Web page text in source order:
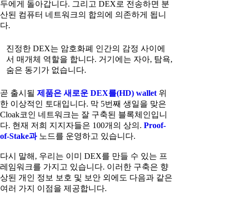
두에게 돌아갑니다. 그리고 DEX로 전송하면 분
산된 컴퓨터 네트워크의 합의에 의존하게 됩니
다.
진정한 DEX는 암호화폐 인간의 감정 사이에
서 매개체 역할을 합니다. 거기에는 자아, 탐욕,
숨은 동기가 없습니다.
곧 출시될 제품은 새로운 DEX를(HD) wallet 위
한 이상적인 토대입니다. 막 5번째 생일을 맞은
Cloak코인 네트워크는 잘 구축된 블록체인입니
다. 현재 저희 지지자들은 100개의 상의. Proof-
of-Stake과노드를 운영하고 있습니다.
다시 말해, 우리는 이미 DEX를 만들 수 있는 프
레임워크를 가지고 있습니다. 이러한 구축은 향
상된 개인 정보 보호 및 보안 외에도 다음과 같은
여러 가지 이점을 제공합니다.